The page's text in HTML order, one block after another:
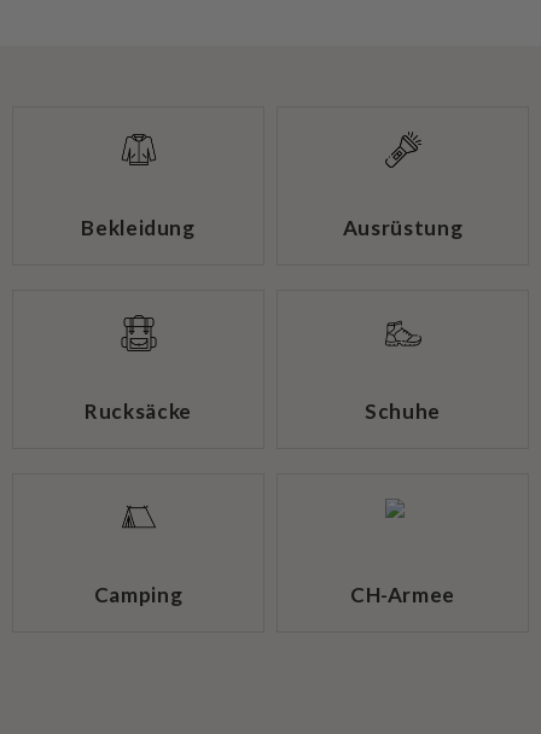
Bekleidung Ausrüstung
Rucksäcke Schuhe
Camping CH-Armee